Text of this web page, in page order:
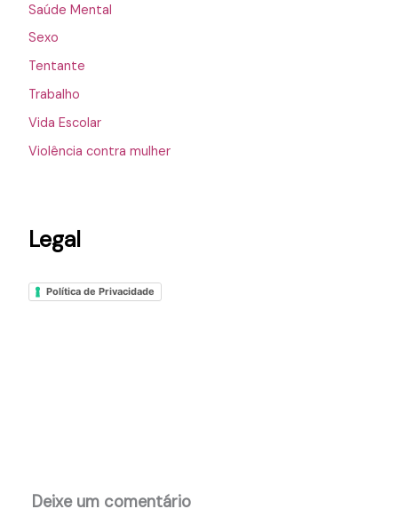
Saúde Mental
Sexo
Tentante
Trabalho
Vida Escolar
Violência contra mulher
Legal
Política de Privacidade
Deixe um comentário